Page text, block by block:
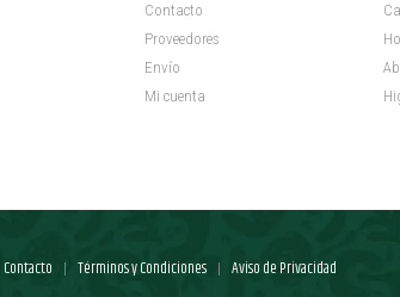
Contacto
Proveedores
Envío
Mi cuenta ​
Contacto | Términos y Condiciones | Aviso de Privacidad